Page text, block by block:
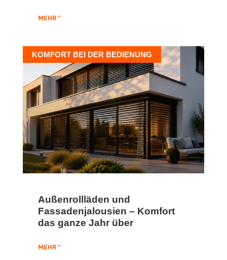
MEHR "
KOMFORT BEI DER BEDIENUNG
Außenrollläden und
Fassadenjalousien – Komfort
das ganze Jahr über
MEHR "